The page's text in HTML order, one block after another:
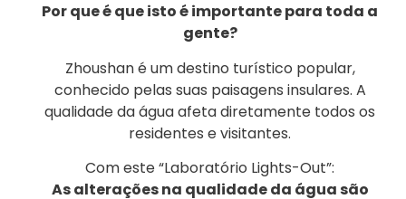
Por que é que isto é importante para toda a
gente?
Zhoushan é um destino turístico popular,
conhecido pelas suas paisagens insulares. A
qualidade da água afeta diretamente todos os
residentes e visitantes.
Com este “Laboratório Lights-Out”:
As alterações na qualidade da água são